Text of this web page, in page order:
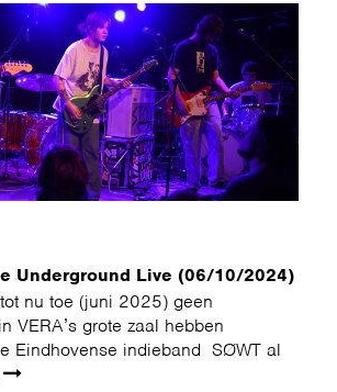
Underground Live (06/10/2024)
nu toe (juni 2025) geen
VERA’s grote zaal hebben
Eindhovense indieband SØWT al